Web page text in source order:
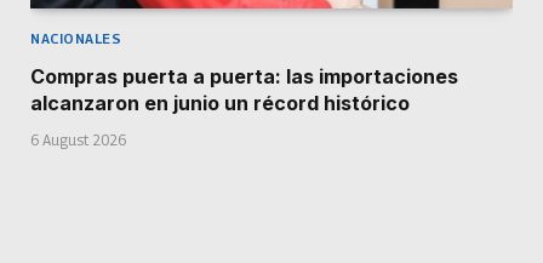
NACIONALES
Compras puerta a puerta: las importaciones
alcanzaron en junio un récord histórico
6 August 2026